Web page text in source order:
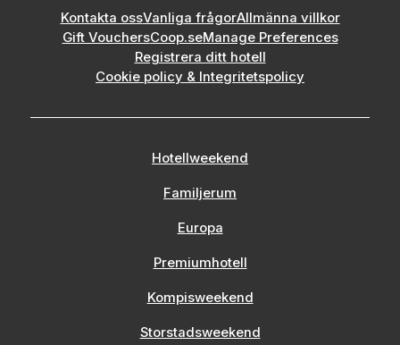
Kontakta ossVanliga frågorAllmänna villkor
Gift VouchersCoop.seManage Preferences
Registrera ditt hotell
Cookie policy & Integritetspolicy
Hotellweekend
Familjerum
Europa
Premiumhotell
Kompisweekend
Storstadsweekend